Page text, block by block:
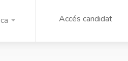
ca Accés candidat